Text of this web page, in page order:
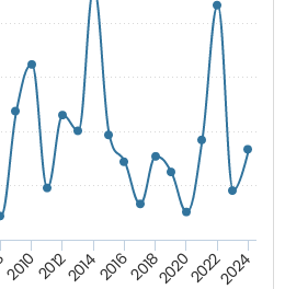
20102012201420162018202020222024